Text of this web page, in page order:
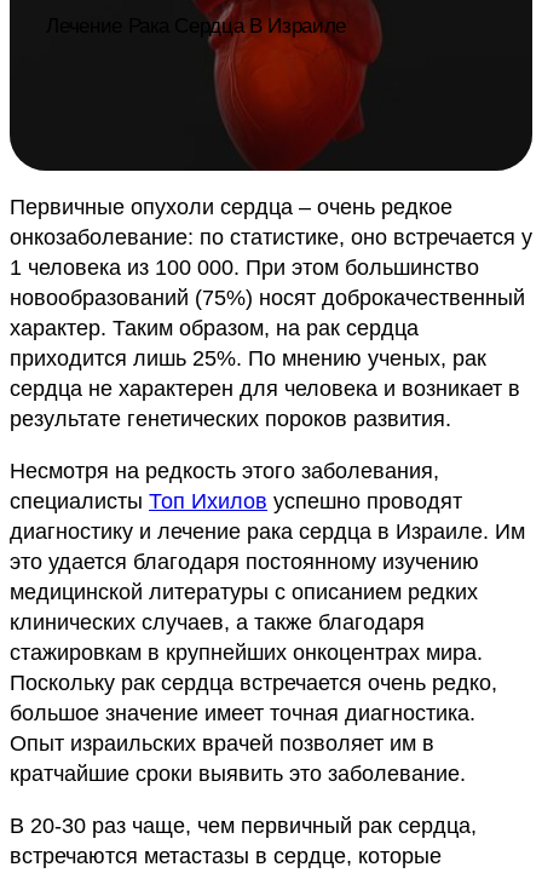
Лечение Рака Сердца В Израиле
Первичные опухоли сердца – очень редкое
онкозаболевание: по статистике, оно встречается у
1 человека из 100 000. При этом большинство
новообразований (75%) носят доброкачественный
характер. Таким образом, на рак сердца
приходится лишь 25%. По мнению ученых, рак
сердца не характерен для человека и возникает в
результате генетических пороков развития.
Несмотря на редкость этого заболевания,
специалисты Топ Ихилов успешно проводят
диагностику и лечение рака сердца в Израиле. Им
это удается благодаря постоянному изучению
медицинской литературы с описанием редких
клинических случаев, а также благодаря
стажировкам в крупнейших онкоцентрах мира.
Поскольку рак сердца встречается очень редко,
большое значение имеет точная диагностика.
Опыт израильских врачей позволяет им в
кратчайшие сроки выявить это заболевание.
В 20-30 раз чаще, чем первичный рак сердца,
встречаются метастазы в сердце, которые